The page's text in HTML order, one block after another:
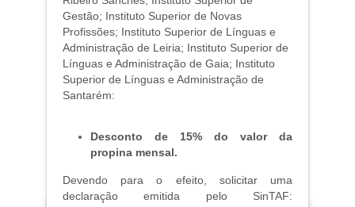
Gestão; Instituto Superior de Novas
Profissões; Instituto Superior de Línguas e
Administração de Leiria; Instituto Superior de
Línguas e Administração de Gaia; Instituto
Superior de Línguas e Administração de
Santarém:
Desconto de 15% do valor da
propina mensal.​
Devendo para o efeito, solicitar uma
declaração emitida pelo SinTAF: